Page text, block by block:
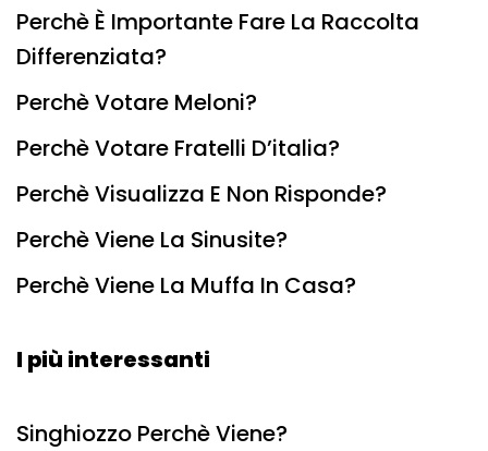
Perchè È Importante Fare La Raccolta
Differenziata?
Perchè Votare Meloni?
Perchè Votare Fratelli D’italia?
Perchè Visualizza E Non Risponde?
Perchè Viene La Sinusite?
Perchè Viene La Muffa In Casa?
I più interessanti
Singhiozzo Perchè Viene?